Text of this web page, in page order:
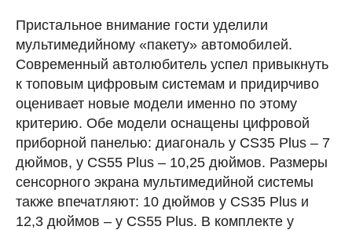
Пристальное внимание гости уделили
мультимедийному «пакету» автомобилей.
Современный автолюбитель успел привыкнуть
к топовым цифровым системам и придирчиво
оценивает новые модели именно по этому
критерию. Обе модели оснащены цифровой
приборной панелью: диагональ у CS35 Plus – 7
дюймов, у CS55 Plus – 10,25 дюймов. Размеры
сенсорного экрана мультимедийной системы
также впечатляют: 10 дюймов у CS35 Plus и
12,3 дюймов – у CS55 Plus. В комплекте у